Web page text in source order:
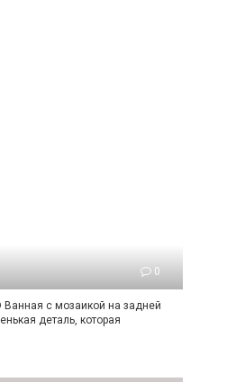
0
Ванная с мозаикой на задней
деталь, которая